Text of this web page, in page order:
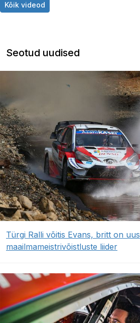
Kõik videod
Seotud uudised
Türgi Ralli võitis Evans, britt on uus
maailmameistrivõistluste liider